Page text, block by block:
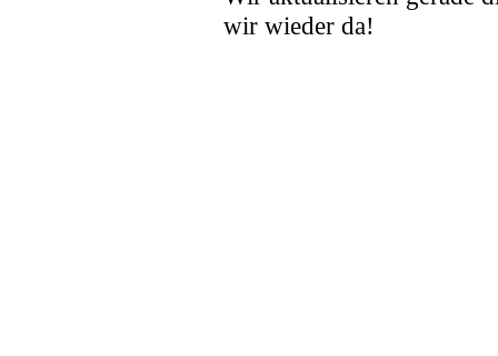
wir wieder da!